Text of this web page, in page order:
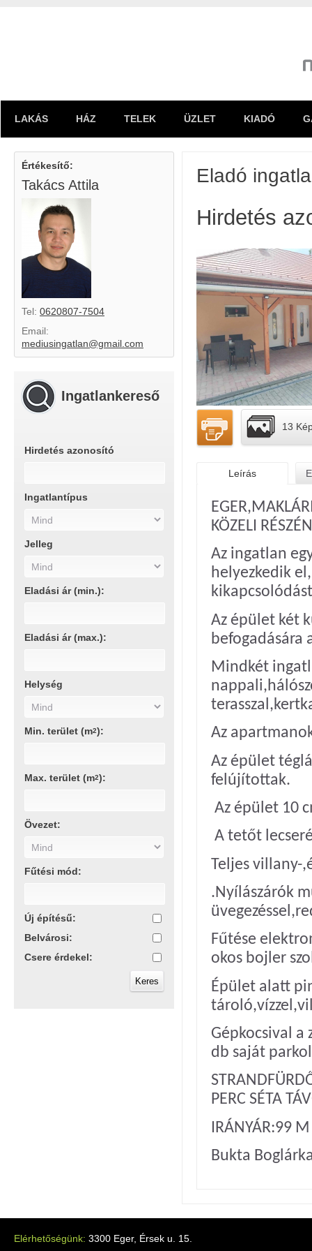
LAKÁS HÁZ TELEK ÜZLET KIADÓ
Értékesítő:
Takács Attila
Tel: 0620807-7504
Email:
mediusingatlan@gmail.com
Ingatlankereső
Hirdetés azonosító
Ingatlantípus
Jelleg
Eladási ár (min.):
Eladási ár (max.):
Helység
Min. terület (m2):
Max. terület (m2):
Övezet:
Fűtési mód:
Új építésű:
Belvárosi:
Csere érdekel:
Eladó
Hirdetés
13
Leírás
KÖZELI
Az ingatlan
helyezkedik
Az épület két
befogadására
Mindkét
Az
Az épület
felújítottak.
Az épület 10
A tetőt
Teljes villany-
.Nyílászárók
Fűtése
okos bojler
Épület alatt
Gépkocsival
db saját
PERC SÉTA
IRÁNYÁR:99
Bukta
Elérhetőségünk: 3300 Eger, Érsek u. 15.